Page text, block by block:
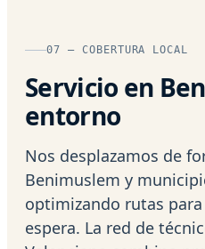
07 — COBERTURA LOCAL
Servicio en
entorno
Nos desplazamos de
Benimuslem y
optimizando rutas
espera. La red de